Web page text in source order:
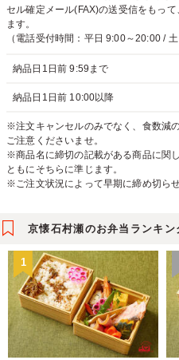
セル確定メール(FAX)の送受信をもっ
ます。
（電話受付時間：平日 9:00～20:00 /
納品日1日前 9:59まで
納品日1日前 10:00以降
※注文キャンセルのみでなく、食数減
ご注意くださいませ。
※商品名に締切の記載がある商品に関
ともにそちらに準じます。
※ご注文状況によって早期に締め切ら
京懐石村瀬のお弁当ランキン
1